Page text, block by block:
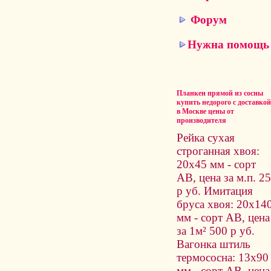
Форум
Нужна помощь
Планкен прямой из сосны
купить недорого с доставкой
в Москве цены от
производителя
Рейка сухая
строганная хвоя:
20x45 мм - сорт
AB, цена за м.п. 25
р уб. Имитация
бруса хвоя:
мм - сорт AB, цена
за 1м² 500 р уб.
Вагонка штиль
термососна: 13x90